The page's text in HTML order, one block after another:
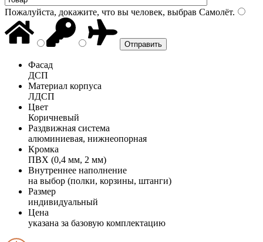
Пожалуйста, докажите, что вы человек, выбрав Самолёт.
Фасад
ДСП
Материал корпуса
ЛДСП
Цвет
Коричневый
Раздвижная система
алюминиевая, нижнеопорная
Кромка
ПВХ (0,4 мм, 2 мм)
Внутреннее наполнение
на выбор (полки, корзины, штанги)
Размер
индивидуальный
Цена
указана за базовую комплектацию